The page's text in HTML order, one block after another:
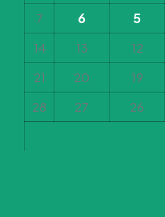
5
6
7
12
13
14
19
20
21
26
27
28